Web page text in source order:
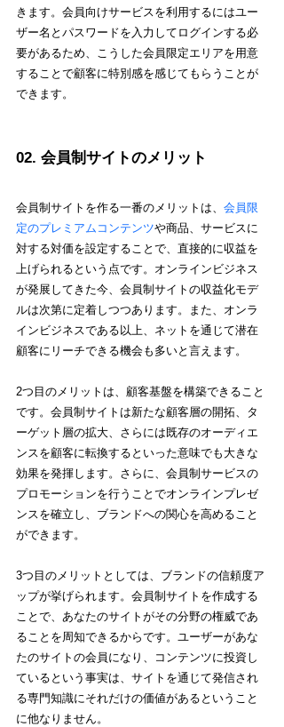
きます。会員向けサービスを利用するにはユー
ザー名とパスワードを入力してログインする必
要があるため、こうした会員限定エリアを用意
することで顧客に特別感を感じてもらうことが
できます。
02. 会員制サイトのメリット
会員制サイトを作る一番のメリットは、 会員限
定のプレミアムコンテンツや商品、サービスに
対する対価を設定することで、直接的に収益を
上げられるという点です。オンラインビジネス
が発展してきた今、会員制サイトの収益化モデ
ルは次第に定着しつつあります。また、オンラ
インビジネスである以上、ネットを通じて潜在
顧客にリーチできる機会も多いと言えます。
2つ目のメリットは、顧客基盤を構築できること
です。会員制サイトは新たな顧客層の開拓、タ
ーゲット層の拡大、さらには既存のオーディエ
ンスを顧客に転換するといった意味でも大きな
効果を発揮します。さらに、会員制サービスの
プロモーションを行うことでオンラインプレゼ
ンスを確立し、ブランドへの関心を高めること
ができます。
3つ目のメリットとしては、ブランドの信頼度ア
ップが挙げられます。会員制サイトを作成する
ことで、あなたのサイトがその分野の権威であ
ることを周知できるからです。ユーザーがあな
たのサイトの会員になり、コンテンツに投資し
ているという事実は、サイトを通じて発信され
る専門知識にそれだけの価値があるということ
に他なりません。